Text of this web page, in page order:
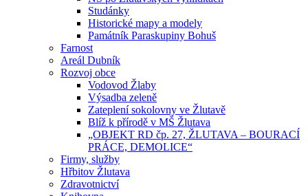
Studánky
Historické mapy a modely
Památník Paraskupiny Bohuš
Farnost
Areál Dubník
Rozvoj obce
Vodovod Žlaby
Výsadba zeleně
Zateplení sokolovny ve Žlutavě
Blíž k přírodě v MŠ Žlutava
„OBJEKT RD čp. 27, ŽLUTAVA – BOURACÍ
PRÁCE, DEMOLICE“
Firmy, služby
Hřbitov Žlutava
Zdravotnictví